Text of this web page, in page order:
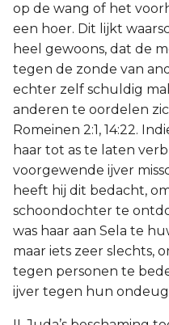
op de wang of het
een hoer. Dit lijkt
heel gewoons, dat de
tegen de zonde van
echter zelf schuldig
anderen te oordelen
Romeinen 2:1, 14:22.
haar tot as te laten
voorgewende ijver
heeft hij dit bedacht,
schoondochter te
was haar aan Sela te
maar iets zeer slechts,
tegen personen te
ijver tegen hun